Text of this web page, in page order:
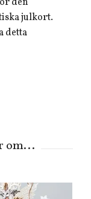
julkort.
detta